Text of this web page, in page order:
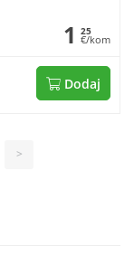
1 25
€/kom
Dodaj
>